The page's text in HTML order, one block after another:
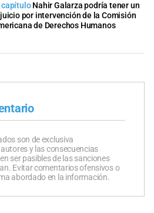
capítulo Nahir Galarza podría tener un
por intervención de la Comisión
de Derechos Humanos
son de exclusiva
y las consecuencias
ser pasibles de las sanciones
Evitar comentarios ofensivos o
abordado en la información.